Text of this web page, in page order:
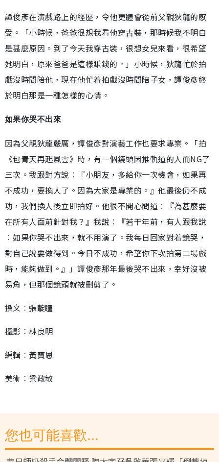
譚俊彥在演戲路上的經歷，令他更體會從前父親狄龍的感
受。「小時候，爸爸很想我看他穿古裝，那時候我不明白
是甚麼原因。到了今天我穿古裝，很想女兒來看，很希望
她明白，原來爸爸是這樣賺錢的。」小時候，狄龍忙於拍
戲沒時間陪他，現在他忙着拍戲沒時間陪子女，譚俊彥終
於明白那是一種怎樣的心情。
如果你哭不出來
因為父親狄龍嚴厲，譚俊彥對演藝工作也要求專業。「拍
《包青天再起風雲》時，有一個鏡頭因推軌道的人而NG了
三次。我跟對方說︰『小朋友，多給你一次機會，如果再
不成功，要換人了。因為大家是專業的。』他最後仍不成
功，我們換人後立即拍好。他很不開心問道︰『為甚麼要
在所有人面前針對我？』我說︰『若干年前，有人跟我說
︰如果你哭不出來，就不用演了。我每日回家對着鏡哭，
對自己說要做得到。今日不成功，希望你下次拍第二場戲
時，能夠做到。』」譚俊彥那年最後哭不出來，幸好沒被
易角，但那個鏡頭就被刪剪了。
撰文︰張靛瞳
攝影︰林良明
編輯︰黃寶恩
美術︰梁政敏
您也可能喜歡...